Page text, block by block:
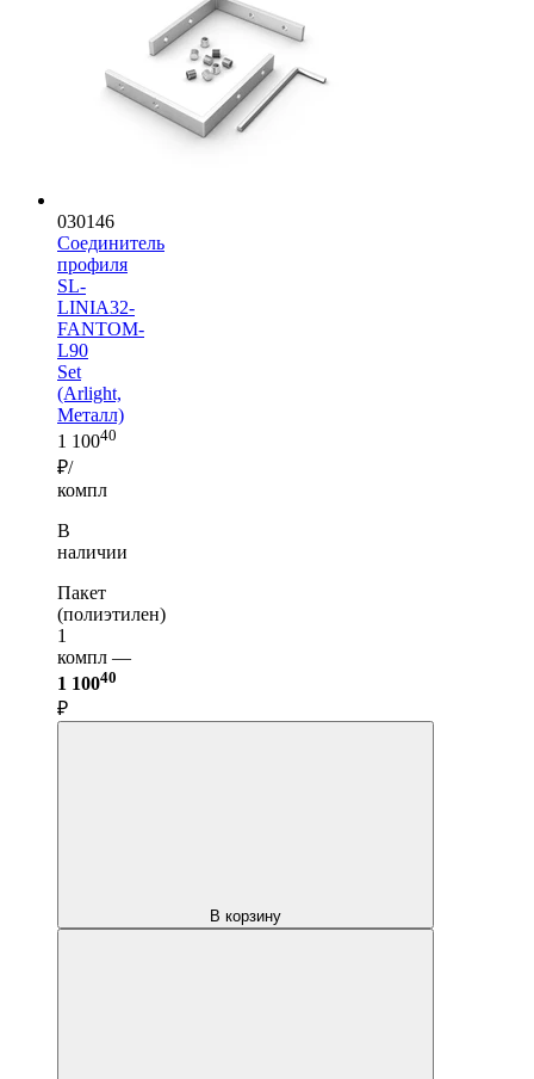
030146
Соединитель
профиля
SL-
LINIA32-
FANTOM-
L90
Set
(Arlight,
Металл)
1 10040
₽/
компл
В
наличии
Пакет
(полиэтилен)
1
компл —
1 10040
₽
В корзину